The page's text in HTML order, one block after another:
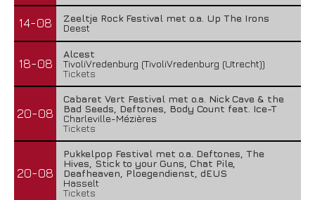
14-08
Zeeltje Rock Festival met o.a. Up The Irons
Deest
18-08
Alcest
TivoliVredenburg (TivoliVredenburg (Utrecht))
Tickets
20-08
Cabaret Vert Festival met o.a. Nick Cave & the
Bad Seeds, Deftones, Body Count feat. Ice-T
Charleville-Mézières
Tickets
20-08
Pukkelpop Festival met o.a. Deftones, The
Hives, Stick to your Guns, Chat Pile,
Deafheaven, Ploegendienst, dEUS
Hasselt
Tickets